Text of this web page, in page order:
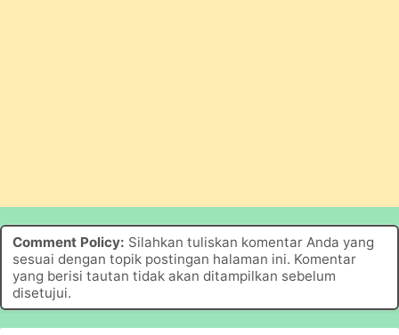
Comment Policy: Silahkan tuliskan komentar Anda yang
sesuai dengan topik postingan halaman ini. Komentar
yang berisi tautan tidak akan ditampilkan sebelum
disetujui.